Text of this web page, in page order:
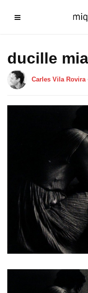
ducille
Carles Vila Rovira